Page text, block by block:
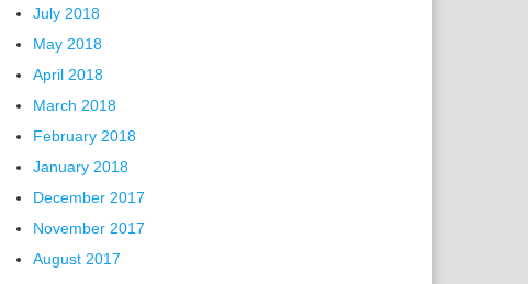
July 2018
May 2018
April 2018
March 2018
February 2018
January 2018
December 2017
November 2017
August 2017